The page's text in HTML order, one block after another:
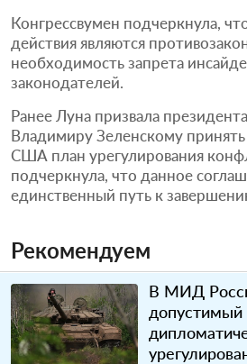
Конгрессвумен подчеркнула,
действия являются
необходимость запрета
законодателей.
Ранее Луна призвала
Владимиру Зеленскому
США план урегулирования
подчеркнула, что данное
единственный путь к
Рекомендуем
В МИД
допустимый